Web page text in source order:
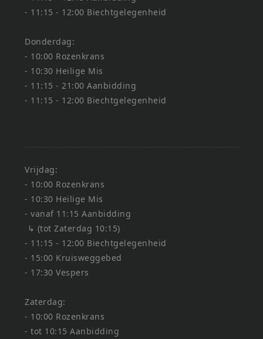
- 11:15 - 12:00 Biechtgelegenheid
Donderdag:
- 10:00 Rozenkrans
- 10:30 Heilige Mis
- 11:15 - 21:00 Aanbidding
- 11:15 - 12:00 Biechtgelegenheid
Vrijdag:
- 10:00 Rozenkrans
- 10:30 Heilige Mis
- vanaf 11:15 Aanbidding
↳ (tot Zaterdag 10:15)
- 11:15 - 12:00 Biechtgelegenheid
- 15:00 Kruisweggebed
- 17:30 Vespers
Zaterdag:
- 10:00 Rozenkrans
- tot 10:15 Aanbidding